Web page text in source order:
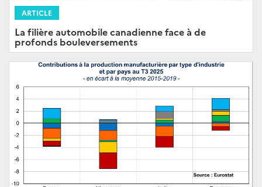
ARTICLE
La filière automobile canadienne face à de
profonds bouleversements